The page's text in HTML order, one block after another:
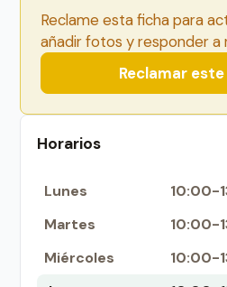
Reclame esta ficha para
añadir fotos y responder a
Reclamar
Horarios
Lunes
10:00-
Martes
10:00-
Miércoles
10:00-